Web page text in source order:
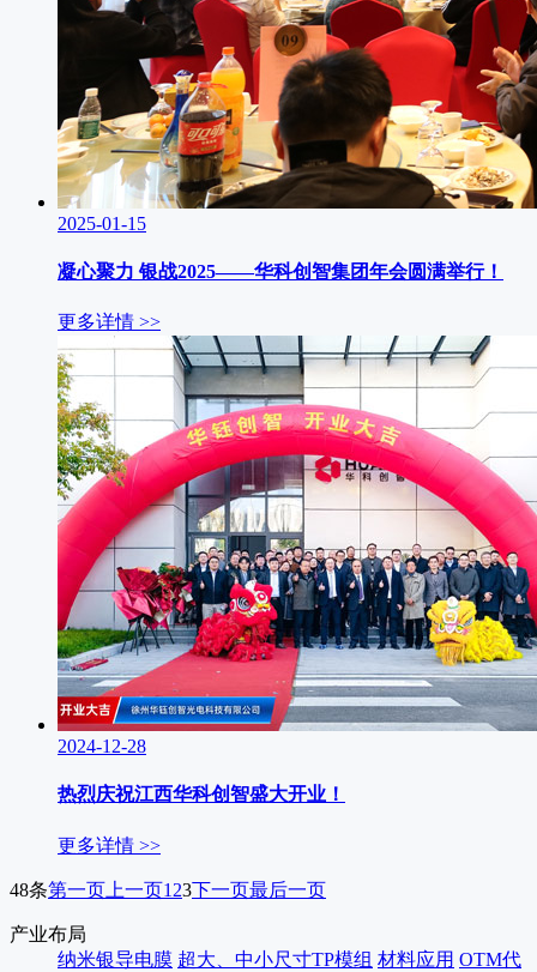
2025-01-15
凝心聚力 银战2025——华科创智集团年会圆满举行！
更多详情 >>
2024-12-28
热烈庆祝江西华科创智盛大开业！
更多详情 >>
48条第一页 上一页1 23下一页最后一页
产业布局
纳米银导电膜 超大、中小尺寸TP模组 材料应用 OTM代